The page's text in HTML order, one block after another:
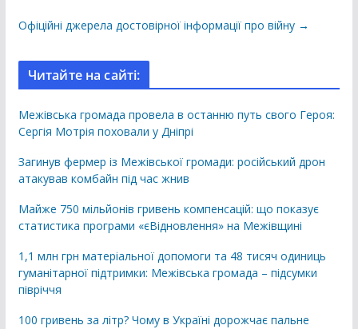
Офіційні джерела достовірної інформації про війну →
Читайте на сайті:
Межівська громада провела в останню путь свого Героя:
Сергія Мотрія поховали у Дніпрі
Загинув фермер із Межівської громади: російський дрон
атакував комбайн під час жнив
Майже 750 мільйонів гривень компенсацій: що показує
статистика програми «єВідновлення» на Межівщині
1,1 млн грн матеріальної допомоги та 48 тисяч одиниць
гуманітарної підтримки: Межівська громада – підсумки
півріччя
100 гривень за літр? Чому в Україні дорожчає пальне